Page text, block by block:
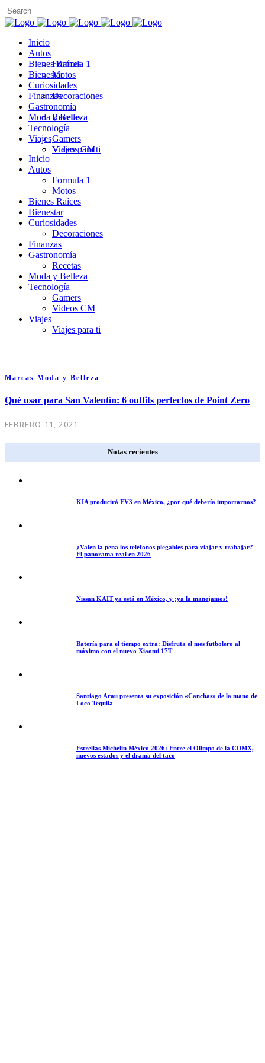
Inicio
Autos
Formula 1
Motos
Bienes Raíces
Bienestar
Curiosidades
Decoraciones
Finanzas
Gastronomía
Recetas
Moda y Belleza
Tecnología
Gamers
Videos CM
Viajes
Viajes para ti
Inicio
Autos
Formula 1
Motos
Bienes Raíces
Bienestar
Curiosidades
Decoraciones
Finanzas
Gastronomía
Recetas
Moda y Belleza
Tecnología
Gamers
Videos CM
Viajes
Viajes para ti
Marcas Moda y Belleza
Qué usar para San Valentín: 6 outfits perfectos de Point Zero
FEBRERO 11, 2021
Notas recientes
KIA producirá EV3 en México, ¿por qué debería importarnos?
¿Valen la pena los teléfonos plegables para viajar y trabajar?
El panorama real en 2026
Nissan KAIT ya está en México, y ¡ya la manejamos!
Batería para el tiempo extra: Disfruta el mes futbolero al
máximo con el nuevo Xiaomi 17T
Santiago Arau presenta su exposición «Canchas» de la mano de
Loco Tequila
Estrellas Michelin México 2026: Entre el Olimpo de la CDMX,
nuevos estados y el drama del taco